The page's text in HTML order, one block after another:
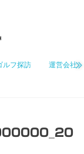
ルフ探訪 運営会社